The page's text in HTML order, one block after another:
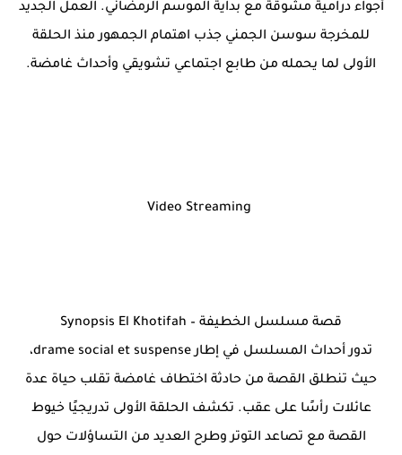
أجواء درامية مشوقة مع بداية الموسم الرمضاني. العمل الجديد
للمخرجة سوسن الجمني جذب اهتمام الجمهور منذ الحلقة
الأولى لما يحمله من طابع اجتماعي تشويقي وأحداث غامضة.
قصة مسلسل الخطيفة – Synopsis El Khotifah
تدور أحداث المسلسل في إطار drame social et suspense،
حيث تنطلق القصة من حادثة اختطاف غامضة تقلب حياة عدة
عائلات رأسًا على عقب. تكشف الحلقة الأولى تدريجيًا خيوط
القصة مع تصاعد التوتر وطرح العديد من التساؤلات حول